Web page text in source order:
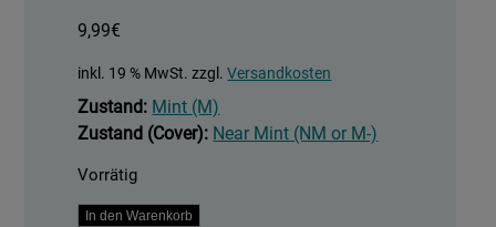
9,99€
inkl. 19 % MwSt. zzgl.Versandkosten
Zustand: Mint (M)
Zustand (Cover): Near Mint (NM or M-)
Vorrätig
Reunion
In den Warenkorb